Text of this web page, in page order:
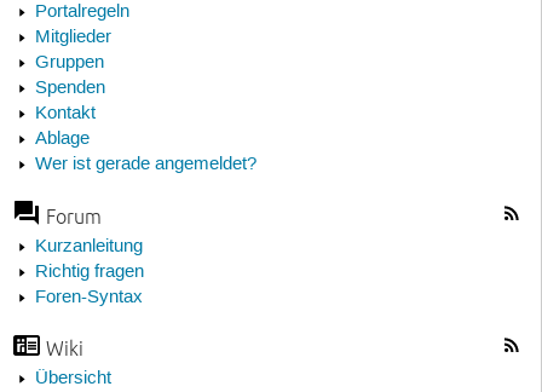
Portalregeln
Mitglieder
Gruppen
Spenden
Kontakt
Ablage
Wer ist gerade angemeldet?
Forum
Kurzanleitung
Richtig fragen
Foren-Syntax
Wiki
Übersicht